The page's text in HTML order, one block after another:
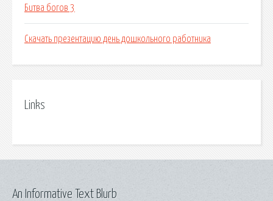
Битва богов 3
Скачать презентацию день дошкольного работника
Links
An Informative Text Blurb